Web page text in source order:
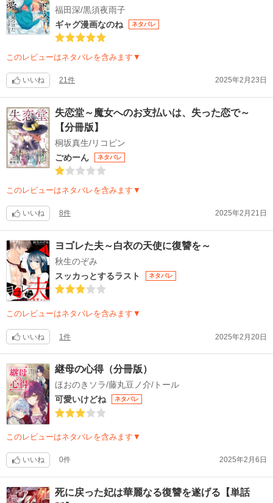
福田深/黒須夜雨子
ギャグ漫画なのね
ネタバレ
このレビューはネタバレを含みます▼
いいね 21件 2025年2月23日
失恋堂～魔女へのお支払いは、失った恋で～
【分冊版】
桐坂真生/リコピン
ごめーん
ネタバレ
このレビューはネタバレを含みます▼
いいね 8件 2025年2月21日
ヨゴレた夫～白衣の天使に復讐を～
秋生のぞみ
スッカっとするラスト
ネタバレ
このレビューはネタバレを含みます▼
いいね 1件 2025年2月20日
継母の心得（分冊版）
ほおのきソラ/藤丸豆ノ介/トール
可愛いけどね
ネタバレ
このレビューはネタバレを含みます▼
いいね 0件 2025年2月6日
死に戻った妃は華麗なる復讐を遂げる【単話